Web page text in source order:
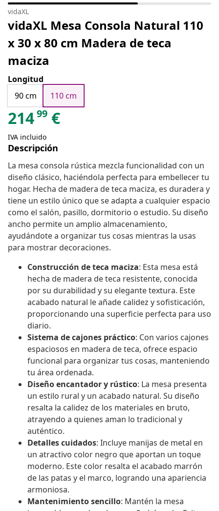
vidaXL
vidaXL Mesa Consola Natural 110
x 30 x 80 cm Madera de teca
maciza
Longitud
90 cm
110 cm
21499 €
IVA incluido
Descripción
La mesa consola rústica mezcla funcionalidad con un
diseño clásico, haciéndola perfecta para embellecer tu
hogar. Hecha de madera de teca maciza, es duradera y
tiene un estilo único que se adapta a cualquier espacio
como el salón, pasillo, dormitorio o estudio. Su diseño
ancho permite un amplio almacenamiento,
ayudándote a organizar tus cosas mientras la usas
para mostrar decoraciones.
Construcción de teca maciza: Esta mesa está
hecha de madera de teca resistente, conocida
por su durabilidad y su elegante textura. Este
acabado natural le añade calidez y sofisticación,
proporcionando una superficie perfecta para uso
diario.
Sistema de cajones práctico: Con varios cajones
espaciosos en madera de teca, ofrece espacio
funcional para organizar tus cosas, manteniendo
tu área ordenada.
Diseño encantador y rústico: La mesa presenta
un estilo rural y un acabado natural. Su diseño
resalta la calidez de los materiales en bruto,
atrayendo a quienes aman lo tradicional y
auténtico.
Detalles cuidados: Incluye manijas de metal en
un atractivo color negro que aportan un toque
moderno. Este color resalta el acabado marrón
de las patas y el marco, logrando una apariencia
armoniosa.
Mantenimiento sencillo: Mantén la mesa